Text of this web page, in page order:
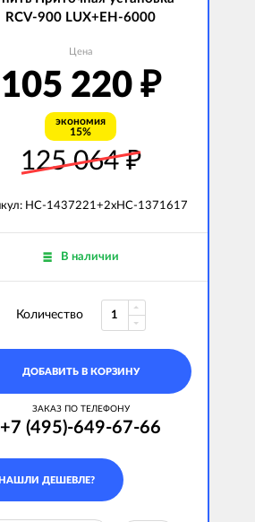
RCV-900 LUX+EH-6000
Цена
105 220 ₽
экономия
15%
125 064₽
НС-1437221+2xНС-1371617
В наличии
Количество
ДОБАВИТЬ В КОРЗИНУ
ЗАКАЗ ПО ТЕЛЕФОНУ
+7 (495)-649-67-66